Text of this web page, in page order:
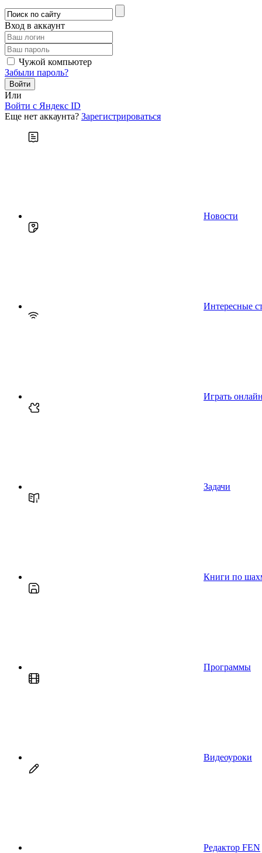
Вход в аккаунт
Чужой компьютер
Забыли пароль?
Или
Войти c Яндекс ID
Еще нет аккаунта? Зарегистрироваться
Новости
Интересные
Играть онлайн
Задачи
Книги по
Программы
Видеоуроки
Редактор FEN